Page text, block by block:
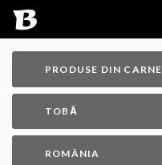
PRODUSE DIN CARNE
TOBĂ
ROMÂNIA